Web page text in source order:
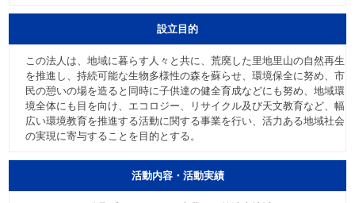
設立目的
この法人は、地域に暮らす人々と共に、荒廃した里地里山の自然再生
を推進し、持続可能な生物多様性の森を蘇らせ、環境保全に努め、市
民の憩いの場を造ると同時に子供達の健全育成などにも努め、地域環
境全体にも目を向け、エコロジー、リサイクル及び天文教育など、幅
広い環境教育を推進する活動に関する事業を行い、活力ある地域社会
の実現に寄与することを目的とする。
活動内容・活動実績